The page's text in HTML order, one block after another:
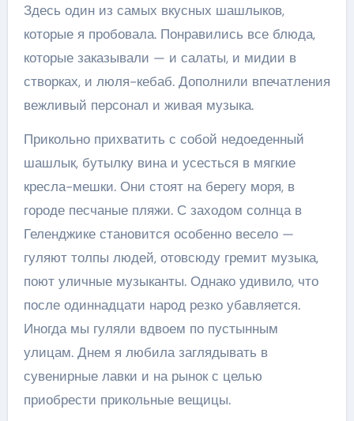
Здесь один из самых вкусных шашлыков,
которые я пробовала. Понравились все блюда,
которые заказывали — и салаты, и мидии в
створках, и люля-кебаб. Дополнили впечатления
вежливый персонал и живая музыка.
Прикольно прихватить с собой недоеденный
шашлык, бутылку вина и усесться в мягкие
кресла-мешки. Они стоят на берегу моря, в
городе песчаные пляжи. С заходом солнца в
Геленджике становится особенно весело —
гуляют толпы людей, отовсюду гремит музыка,
поют уличные музыканты. Однако удивило, что
после одиннадцати народ резко убавляется.
Иногда мы гуляли вдвоем по пустынным
улицам. Днем я любила заглядывать в
сувенирные лавки и на рынок с целью
приобрести прикольные вещицы.